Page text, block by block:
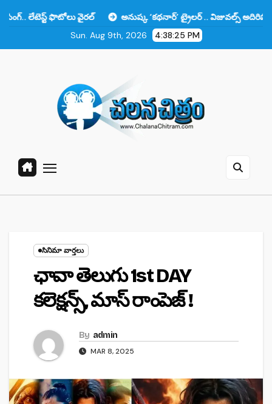
ఫొటోలు వైరల్
అనుష్క ‘కథనార్’ ట్రైలర్ .. విజువల్స్ అదిరిపోయాయి కానీ ఆ
Sun. Aug 9th, 2026
4:38:26 PM
సినిమా వార్తలు
ఛావా తెలుగు 1st DAY
కలెక్షన్స్, మాస్ రాంపెజ్ !
By admin
MAR 8, 2025